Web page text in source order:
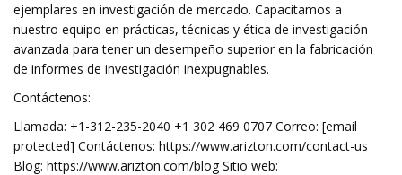
ejemplares en investigación de mercado. Capacitamos a
nuestro equipo en prácticas, técnicas y ética de investigación
avanzada para tener un desempeño superior en la fabricación
de informes de investigación inexpugnables.
Contáctenos:
Llamada: +1-312-235-2040 +1 302 469 0707 Correo: [email
protected] Contáctenos: https://www.arizton.com/contact-us
Blog: https://www.arizton.com/blog Sitio web: